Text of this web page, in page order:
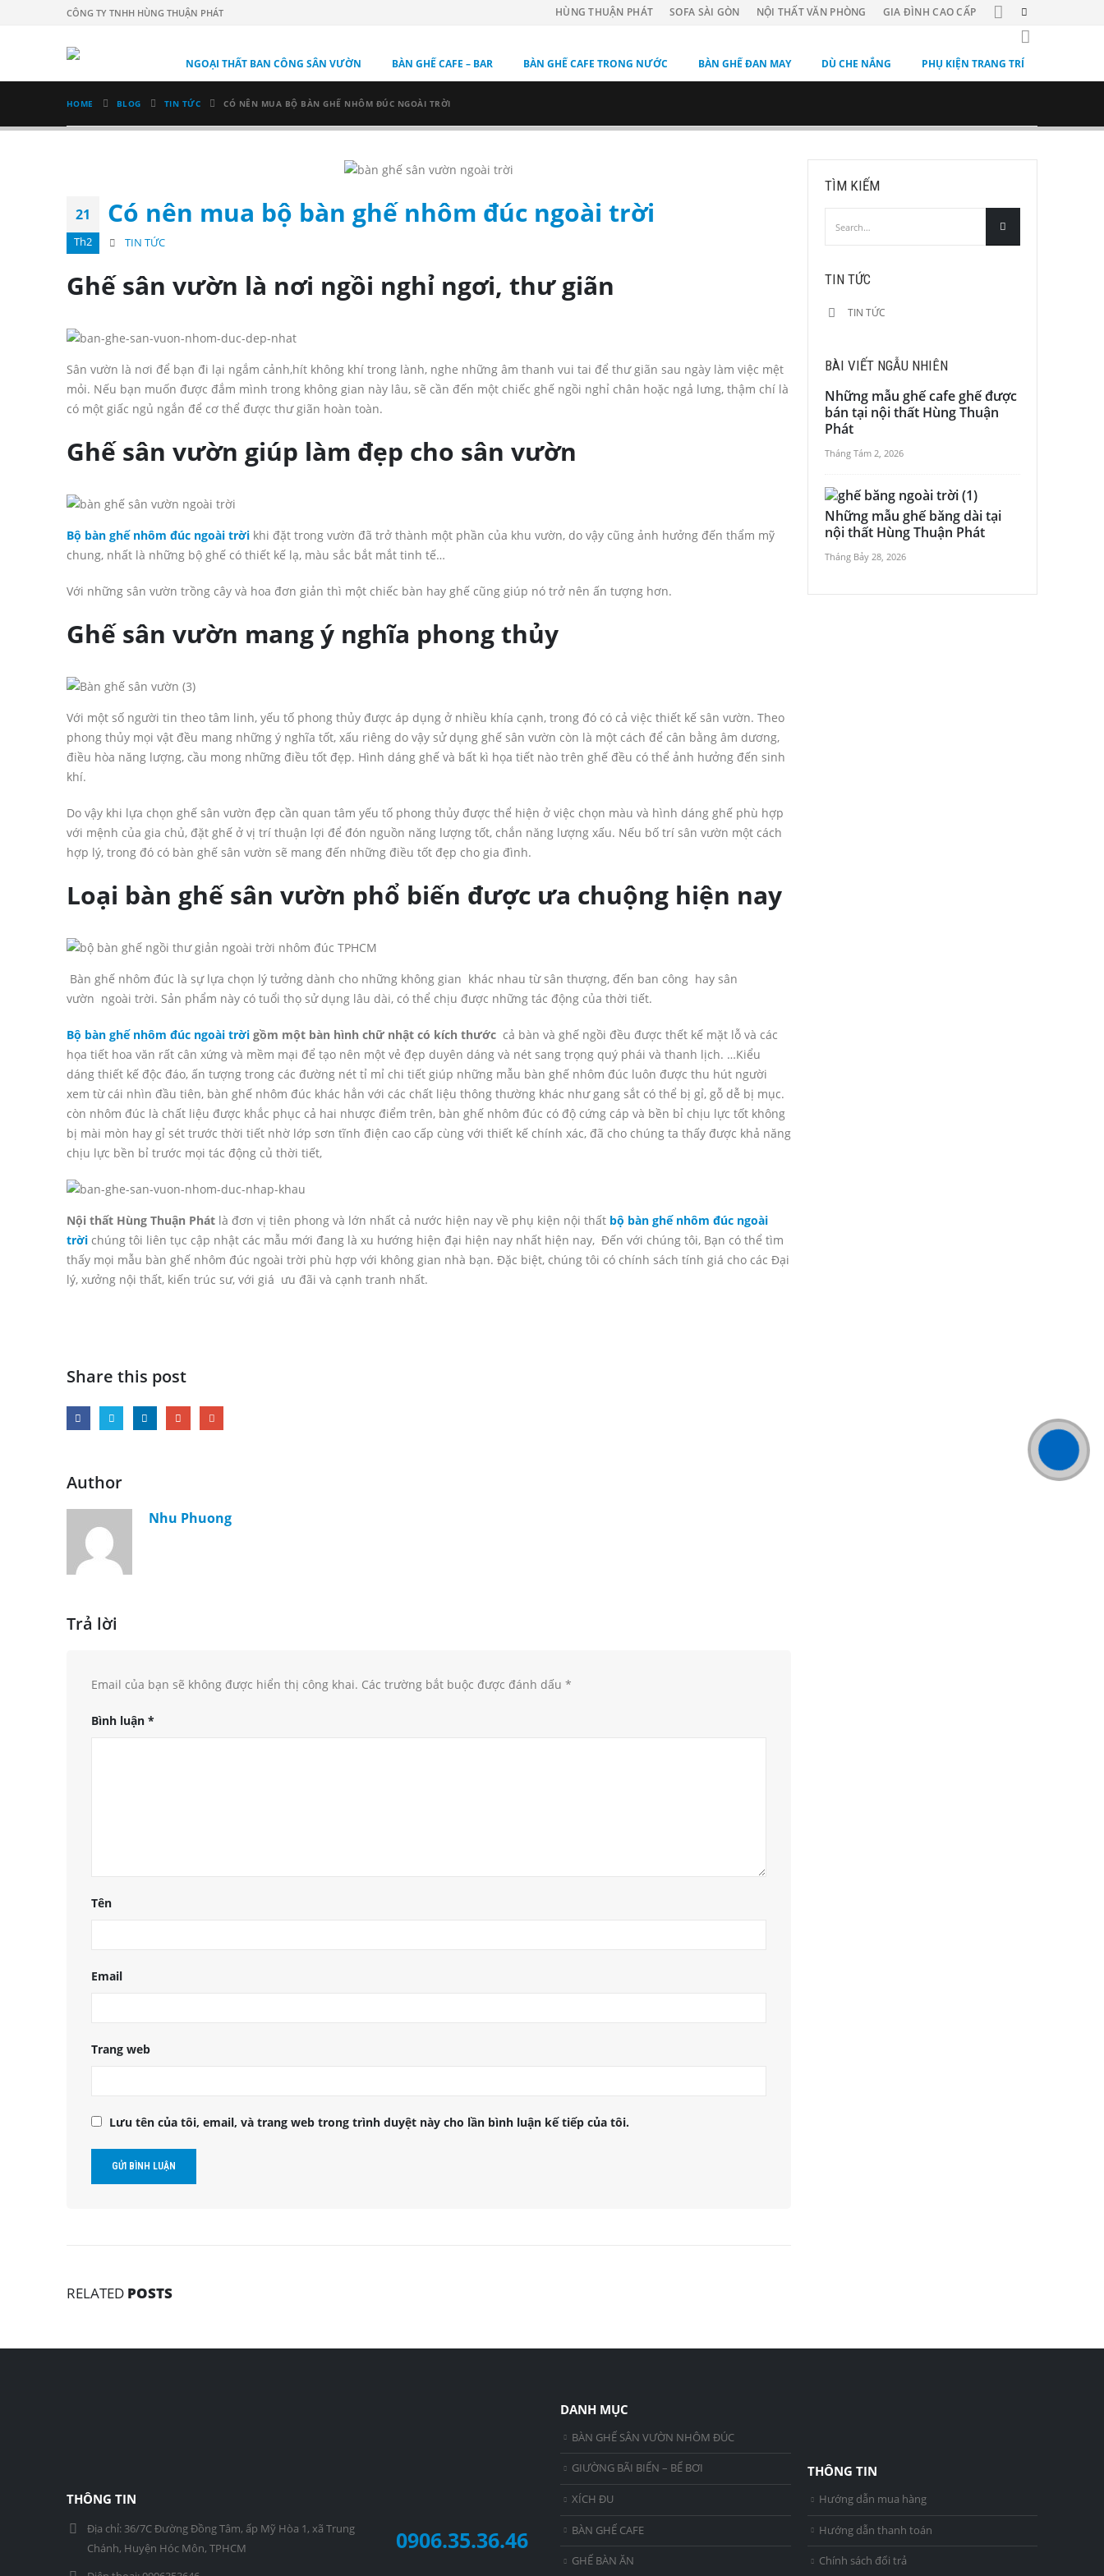
CÔNG TY TNHH HÙNG THUẬN PHÁT HÙNG THUẬN PHÁT SOFA SÀI GÒN NỘI THẤT VĂN PHÒNG GIA ĐÌNH CAO CẤP
NGOẠI THẤT BAN CÔNG SÂN VƯỜN BÀN GHẾ CAFE – BAR BÀN GHẾ CAFE TRONG NƯỚC BÀN GHẾ ĐAN MAY DÙ CHE NẮNG PHỤ KIỆN TRANG TRÍ
HOME BLOG TIN TỨC CÓ NÊN MUA BỘ BÀN GHẾ NHÔM ĐÚC NGOÀI TRỜI
21
Th2
Có nên mua bộ bàn ghế nhôm đúc ngoài trời
TIN TỨC
Ghế sân vườn là nơi ngồi nghỉ ngơi, thư giãn
Sân vườn là nơi để bạn đi lại ngắm cảnh,hít không khí trong lành, nghe những âm thanh vui tai để thư giãn sau ngày làm việc mệt
mỏi. Nếu bạn muốn được đắm mình trong không gian này lâu, sẽ cần đến một chiếc ghế ngồi nghỉ chân hoặc ngả lưng, thậm chí là
có một giấc ngủ ngắn để cơ thể được thư giãn hoàn toàn.
Ghế sân vườn giúp làm đẹp cho sân vườn
Bộ bàn ghế nhôm đúc ngoài trờikhi đặt trong vườn đã trở thành một phần của khu vườn, do vậy cũng ảnh hưởng đến thẩm mỹ
chung, nhất là những bộ ghế có thiết kế lạ, màu sắc bắt mắt tinh tế…
Với những sân vườn trồng cây và hoa đơn giản thì một chiếc bàn hay ghế cũng giúp nó trở nên ấn tượng hơn.
Ghế sân vườn mang ý nghĩa phong thủy
Với một số người tin theo tâm linh, yếu tố phong thủy được áp dụng ở nhiều khía cạnh, trong đó có cả việc thiết kế sân vườn. Theo
phong thủy mọi vật đều mang những ý nghĩa tốt, xấu riêng do vậy sử dụng ghế sân vườn còn là một cách để cân bằng âm dương,
điều hòa năng lượng, cầu mong những điều tốt đẹp. Hình dáng ghế và bất kì họa tiết nào trên ghế đều có thể ảnh hưởng đến sinh
khí.
Do vậy khi lựa chọn ghế sân vườn đẹp cần quan tâm yếu tố phong thủy được thể hiện ở việc chọn màu và hình dáng ghế phù hợp
với mệnh của gia chủ, đặt ghế ở vị trí thuận lợi để đón nguồn năng lượng tốt, chắn năng lượng xấu. Nếu bố trí sân vườn một cách
hợp lý, trong đó có bàn ghế sân vườn sẽ mang đến những điều tốt đẹp cho gia đình.
Loại bàn ghế sân vườn phổ biến được ưa chuộng hiện nay
Bàn ghế nhôm đúc là sự lựa chọn lý tưởng dành cho những không gian khác nhau từ sân thượng, đến ban công hay sân
vườn ngoài trời. Sản phẩm này có tuổi thọ sử dụng lâu dài, có thể chịu được những tác động của thời tiết.
Bộ bàn ghế nhôm đúc ngoài trờigồm một bàn hình chữ nhật có kích thước cả bàn và ghế ngồi đều được thết kế mặt lỗ và các
họa tiết hoa văn rất cân xứng và mềm mại để tạo nên một vẻ đẹp duyên dáng và nét sang trọng quý phái và thanh lịch. …Kiểu
dáng thiết kế độc đáo, ấn tượng trong các đường nét tỉ mỉ chi tiết giúp những mẫu bàn ghế nhôm đúc luôn được thu hút người
xem từ cái nhìn đầu tiên, bàn ghế nhôm đúc khác hẳn với các chất liệu thông thường khác như gang sắt có thể bị gỉ, gỗ dễ bị mục.
còn nhôm đúc là chất liệu được khắc phục cả hai nhược điểm trên, bàn ghế nhôm đúc có độ cứng cáp và bền bỉ chịu lực tốt không
bị mài mòn hay gỉ sét trước thời tiết nhờ lớp sơn tĩnh điện cao cấp cùng với thiết kế chính xác, đã cho chúng ta thấy được khả năng
chịu lực bền bỉ trước mọi tác động củ thời tiết,
Nội thất Hùng Thuận Phátlà đơn vị tiên phong và lớn nhất cả nước hiện nay về phụ kiện nội thất bộ bàn ghế nhôm đúc ngoài
trờichúng tôi liên tục cập nhật các mẫu mới đang là xu hướng hiện đại hiện nay nhất hiện nay, Đến với chúng tôi, Bạn có thể tìm
thấy mọi mẫu bàn ghế nhôm đúc ngoài trời phù hợp với không gian nhà bạn. Đặc biệt, chúng tôi có chính sách tính giá cho các Đại
lý, xưởng nội thất, kiến trúc sư, với giá ưu đãi và cạnh tranh nhất.
Share this post
Author
Nhu Phuong
Trả lời
Email của bạn sẽ không được hiển thị công khai. Các trường bắt buộc được đánh dấu *
Bình luận *
Tên
Email
Trang web
Lưu tên của tôi, email, và trang web trong trình duyệt này cho lần bình luận kế tiếp của tôi.
RELATED POSTS
TÌM KIẾM
TIN TỨC
TIN TỨC
BÀI VIẾT NGẪU NHIÊN
Những mẫu ghế cafe ghế được
bán tại nội thất Hùng Thuận
Phát
Tháng Tám 2, 2026
Những mẫu ghế băng dài tại
nội thất Hùng Thuận Phát
Tháng Bảy 28, 2026
THÔNG TIN
Địa chỉ: 36/7C Đường Đồng Tâm, ấp Mỹ Hòa 1, xã Trung
Chánh, Huyện Hóc Môn, TPHCM
0906.35.36.46
DANH MỤC
BÀN GHẾ SÂN VƯỜN NHÔM ĐÚC
GIƯỜNG BÃI BIỂN – BỂ BƠI
XÍCH ĐU
BÀN GHẾ CAFE
GHẾ BÀN ĂN
THÔNG TIN
Hướng dẫn mua hàng
Hướng dẫn thanh toán
Chính sách đổi trả